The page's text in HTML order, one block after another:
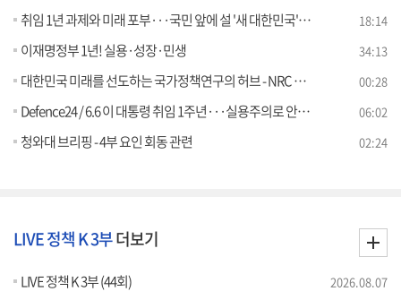
취임 1년 과제와 미래 포부···국민 앞에 설 '새 대한민국'은? 18:14
이재명정부 1년! 실용·성장·민생 34:13
대한민국 미래를 선도하는 국가정책연구의 허브 - NRC 경제·인문사회연구회 00:28
Defence24 / 6.6 이 대통령 취임 1주년···실용주의로 안정화 [외신에 비친 한국] 06:02
청와대 브리핑 - 4부 요인 회동 관련 02:24
LIVE 정책 K 3부더보기
LIVE 정책 K 3부 (44회) 2026.08.07